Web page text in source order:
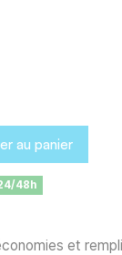
au panier
48h
et